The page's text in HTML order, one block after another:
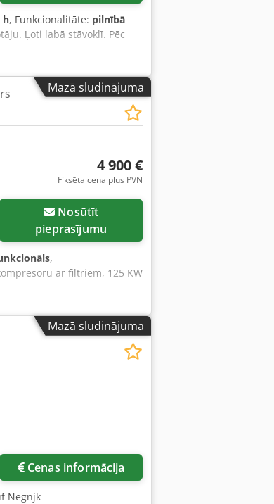
h, Funkcionalitāte: pilnībā
Ļoti labā stāvoklī. Pēc
Mazā sludinājuma
4 900 €
Fiksēta cena plus PVN
pieprasījumu
,
ar filtriem, 125 KW
Mazā sludinājuma
Cenas informācija
Negnjk